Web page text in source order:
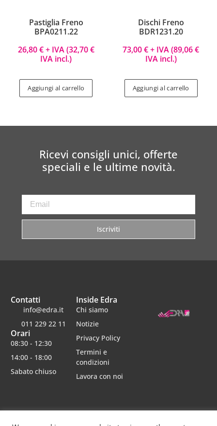
Pastiglia Freno
BPA0211.22
26,80€+ IVA (32,70€
IVA incl.)
Aggiungi al carrello
Dischi Freno
BDR1231.20
73,00€+ IVA (89,06€
IVA incl.)
Aggiungi al carrello
Ricevi consigli unici, offerte
speciali e le ultime novità.
Iscriviti
Inside Edra
Chi siamo
Notizie
Privacy Policy
Termini e
condizioni
Lavora con noi
Contatti
info@edra.it
011 229 22 11
Orari
08:30 - 12:30
14:00 - 18:00
Sabato chiuso
versato | rea 790234 registro imprese re